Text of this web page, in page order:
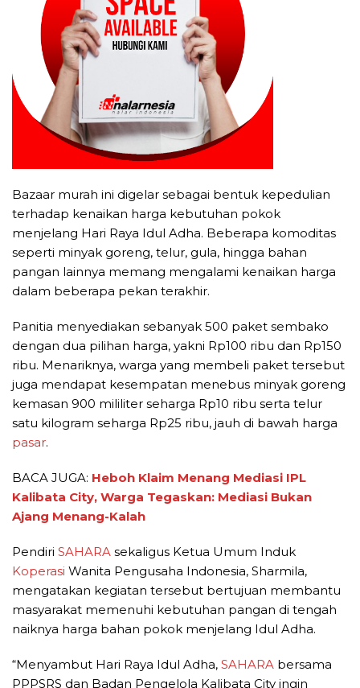
Bazaar murah ini digelar sebagai bentuk kepedulian
terhadap kenaikan harga kebutuhan pokok
menjelang Hari Raya Idul Adha. Beberapa komoditas
seperti minyak goreng, telur, gula, hingga bahan
pangan lainnya memang mengalami kenaikan harga
dalam beberapa pekan terakhir.
Panitia menyediakan sebanyak 500 paket sembako
dengan dua pilihan harga, yakni Rp100 ribu dan Rp150
ribu. Menariknya, warga yang membeli paket tersebut
juga mendapat kesempatan menebus minyak goreng
kemasan 900 mililiter seharga Rp10 ribu serta telur
satu kilogram seharga Rp25 ribu, jauh di bawah harga
pasar.
BACA JUGA: Heboh Klaim Menang Mediasi IPL
Kalibata City, Warga Tegaskan: Mediasi Bukan
Ajang Menang-Kalah
Pendiri SAHARA sekaligus Ketua Umum Induk
Koperasi Wanita Pengusaha Indonesia, Sharmila,
mengatakan kegiatan tersebut bertujuan membantu
masyarakat memenuhi kebutuhan pangan di tengah
naiknya harga bahan pokok menjelang Idul Adha.
“Menyambut Hari Raya Idul Adha, SAHARA bersama
PPPSRS dan Badan Pengelola Kalibata City ingin